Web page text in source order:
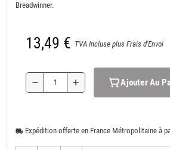
Breadwinner.
13,49 € TVA Incluse plus Frais d'Envoi
remove add Ajouter Au
local_shipping Expédition offerte en France Métropolitaine à